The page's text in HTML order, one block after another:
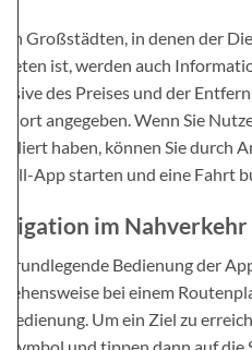
den Großstädten, in denen der
ist, werden auch
des Preises und der
angegeben. Wenn Sie
haben, können Sie durch
App starten und eine Fahrt
im Nahverkehr
grundlegende Bedienung der
bei einem
Bedienung. Um ein Ziel zu